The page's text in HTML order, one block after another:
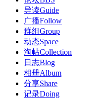
导读Guide
广播Follow
群组Group
动态Space
淘帖Collection
日志Blog
相册Album
分享Share
记录Doing